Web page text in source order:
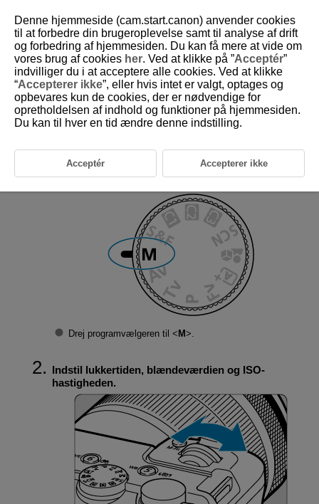
D388-039
Manuel filmeksponering
Du kan indstille din foretrukne lukkertid, blændeværdi og ISO-hastighed
Indstil optagelsesmetoden til [ ].
Drej programvælgeren til M
Indstil lukkertiden, blændeværdien og ISO-
hastigheden.
Denne hjemmeside (cam.start.canon) anvender cookies
til at forbedre din brugeroplevelse samt til analyse af drift
og forbedring af hjemmesiden. Du kan få mere at vide om
vores brug af cookies her. Ved at klikke på ”Acceptér”
indvilliger du i at acceptere alle cookies. Ved at klikke
“Accepterer ikke”, eller hvis intet er valgt, optages og
opbevares kun de cookies, der er nødvendige for
opretholdelsen af indhold og funktioner på hjemmesiden.
Du kan til hver en tid ændre denne indstilling.
Acceptér Accepterer ikke